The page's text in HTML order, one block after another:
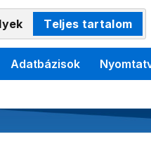
Teljes tartalom
Adatbázisok